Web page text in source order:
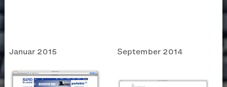
Januar 2015 September 2014